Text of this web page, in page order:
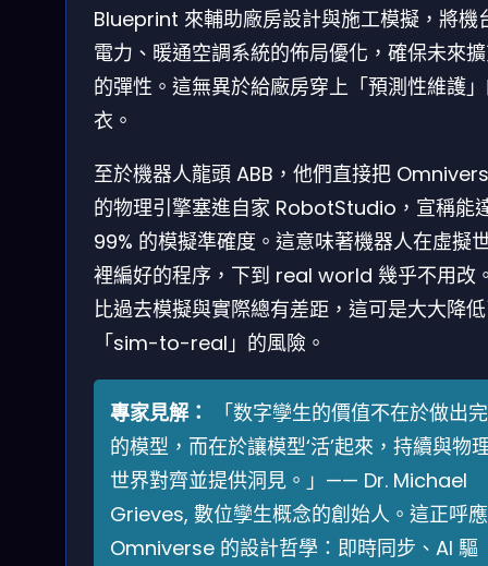
Blueprint 來輔助廠房設計與施工模擬，將機
電力、暖通空調系統的佈局優化，確保未來
的彈性。這無異於給廠房穿上「預測性維護
衣。
至於機器人龍頭 ABB，他們直接把
的物理引擎塞進自家 RobotStudio，宣稱能
99% 的模擬準確度。這意味著機器人在虛擬
裡編好的程序，下到 real world 幾乎不用改
比過去模擬與實際總有差距，這可是大大降
「sim-to-real」的風險。
專家見解：
「数字孿生的價值不在於做出
的模型，而在於讓模型‘活’起來，持續與物
世界對齊並提供洞見。」—— Dr. Michael
Grieves, 數位孿生概念的創始人。這正呼
Omniverse 的設計哲學：即時同步、AI 驅